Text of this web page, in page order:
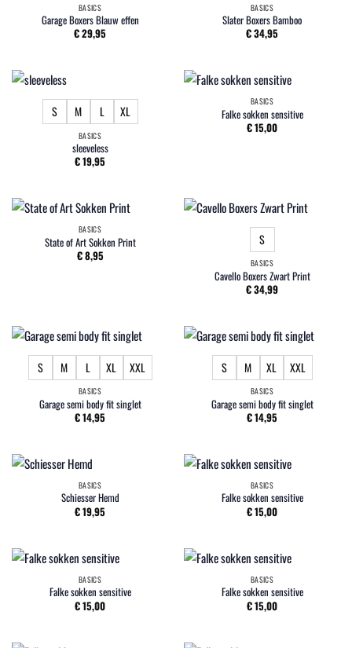
BASICS
Garage Boxers Blauw effen
€29,95
BASICS
Slater Boxers Bamboo
€34,95
S M L XL
BASICS
sleeveless
€19,95
BASICS
Falke sokken sensitive
€15,00
BASICS
State of Art Sokken Print
€8,95
S
BASICS
Cavello Boxers Zwart Print
€34,99
S M L XL XXL
BASICS
Garage semi body fit singlet
€14,95
S M XL XXL
BASICS
Garage semi body fit singlet
€14,95
BASICS
Schiesser Hemd
€19,95
BASICS
Falke sokken sensitive
€15,00
BASICS
Falke sokken sensitive
€15,00
BASICS
Falke sokken sensitive
€15,00